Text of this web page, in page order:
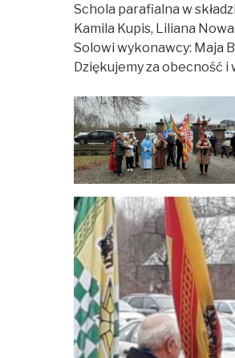
Schola parafialna w
Kamila Kupis, Liliana
Solowi wykonawcy: Maja
Dziękujemy za obecność